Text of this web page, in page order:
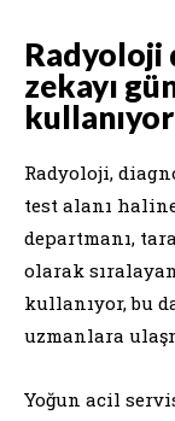
Radyoloji
zekayı
kullanıyor
Radyoloji,
test alanı
departmanı,
olarak
kullanıyor, bu
uzmanlara
Yoğun acil